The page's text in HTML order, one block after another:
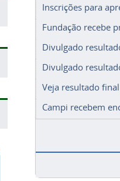
Inscrições para
Fundação recebe
Divulgado
Divulgado
Veja resultado
Campi recebem